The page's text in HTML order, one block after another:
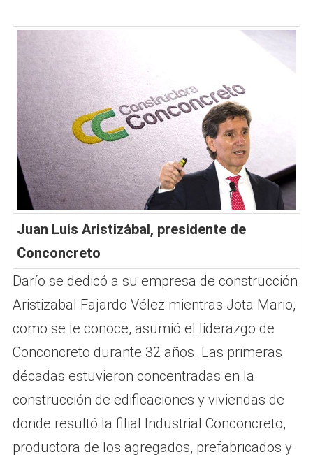
Juan Luis Aristizábal, presidente de
Conconcreto
Darío se dedicó a su empresa de construcción
Aristizabal Fajardo Vélez mientras Jota Mario,
como se le conoce, asumió el liderazgo de
Conconcreto durante 32 años. Las primeras
décadas estuvieron concentradas en la
construcción de edificaciones y viviendas de
donde resultó la filial Industrial Conconcreto,
productora de los agregados, prefabricados y